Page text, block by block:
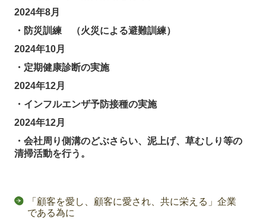
2024年8月
・防災訓練 （火災による避難訓練）
2024年10月
・定期健康診断の実施
2024年12月
・インフルエンザ予防接種の実施
2024年12月
・会社周り側溝のどぶさらい、泥上げ、草むしり等の
清掃活動を行う。
「顧客を愛し、顧客に愛され、共に栄える」企業
である為に